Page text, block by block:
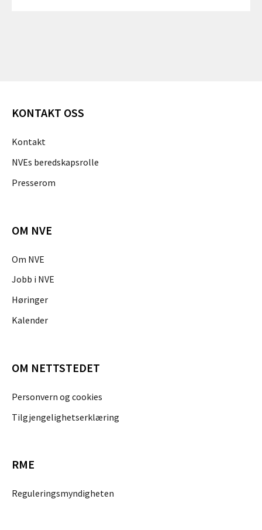
KONTAKT OSS
Kontakt
NVEs beredskapsrolle
Presserom
OM NVE
Om NVE
Jobb i NVE
Høringer
Kalender
OM NETTSTEDET
Personvern og cookies
Tilgjengelighetserklæring
RME
Reguleringsmyndigheten